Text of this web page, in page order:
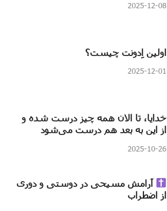
2025-12-08
اولین اِدونت چیست؟
2025-12-01
خدایا، تا الان همه چیز درست شده و
از این به بعد هم درست می‌شود
2025-10-26
آرامش مسیحی در دوستی و دوری
از اضطراب